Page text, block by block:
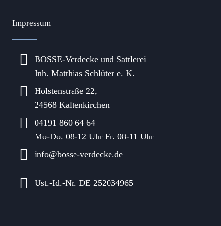
Impressum
BOSSE-Verdecke und Sattlerei
Inh. Matthias Schlüter e. K.
Holstenstraße 22,
24568 Kaltenkirchen
04191 860 64 64
Mo-Do. 08-12 Uhr Fr. 08-11 Uhr
info@bosse-verdecke.de
Ust.-Id.-Nr. DE 252034965